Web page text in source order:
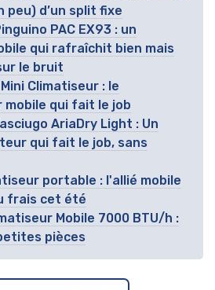
peu) d’un split fixe
PAC EX93 : un
qui rafraîchit bien mais
le bruit
Mini Climatiseur : le
qui fait le job
AriaDry Light : Un
qui fait le job, sans
portable : l'allié mobile
frais cet été
Mobile 7000 BTU/h :
pièces